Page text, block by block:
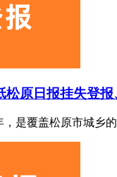
松原日报挂失登
，是覆盖松原市城